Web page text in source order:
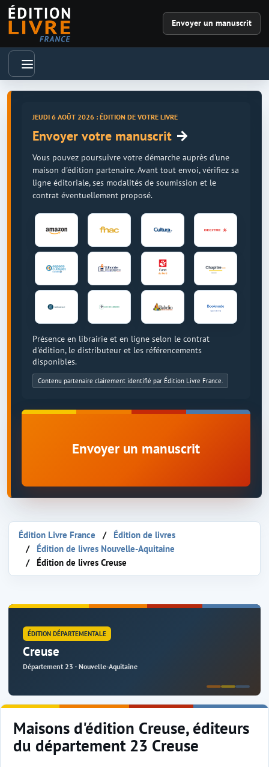
Envoyer un manuscrit
JEUDI 6 AOÛT 2026 : ÉDITION DE VOTRE LIVRE
Envoyer votre manuscrit →
Vous pouvez poursuivre votre démarche auprès d'une
maison d'édition partenaire. Avant tout envoi, vérifiez sa
ligne éditoriale, ses modalités de soumission et le
contrat éventuellement proposé.
Présence en librairie et en ligne selon le contrat
d'édition, le distributeur et les référencements
disponibles.
Contenu partenaire clairement identifié par Édition Livre France.
Envoyer un manuscrit
Édition Livre France
Édition de livres
Édition de livres Nouvelle-Aquitaine
Édition de livres Creuse
ÉDITION DÉPARTEMENTALE
Creuse
Département 23 · Nouvelle-Aquitaine
Maisons d'édition Creuse, éditeurs
du département 23 Creuse